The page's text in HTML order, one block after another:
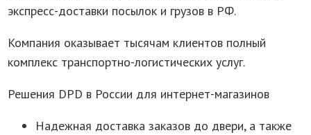
экспресс-доставки посылок и грузов в РФ.
Компания оказывает тысячам клиентов полный
комплекс транспортно-логистических услуг.
Решения DPD в России для интернет-магазинов
Надежная доставка заказов до двери, а также